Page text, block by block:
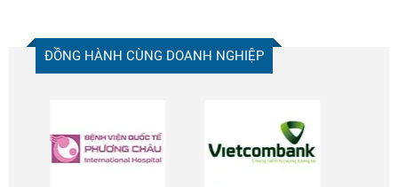
ĐỒNG HÀNH CÙNG DOANH NGHIỆP